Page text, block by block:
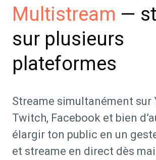
Multistream —
sur plusieurs
plateformes
Streame simultanément sur
Twitch, Facebook et bien
élargir ton public en un
et streame en direct dès